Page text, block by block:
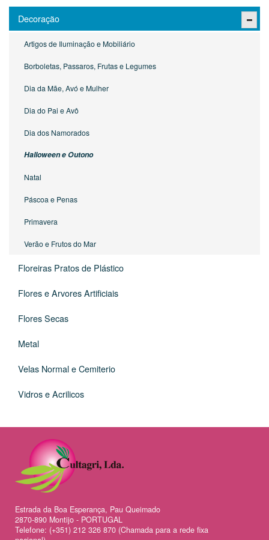
Decoração
Artigos de Iluminação e Mobiliário
Borboletas, Passaros, Frutas e Legumes
Dia da Mãe, Avó e Mulher
Dia do Pai e Avô
Dia dos Namorados
Halloween e Outono
Natal
Páscoa e Penas
Primavera
Verão e Frutos do Mar
Floreiras Pratos de Plástico
Flores e Arvores Artificiais
Flores Secas
Metal
Velas Normal e Cemiterio
Vidros e Acrilicos
Estrada da Boa Esperança, Pau Queimado
2870-890 Montijo - PORTUGAL
Telefone: (+351) 212 326 870 (Chamada para a rede fixa